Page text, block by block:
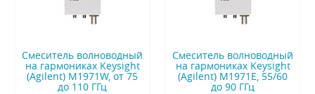
Смеситель волноводный
на гармониках Keysight
(Agilent) M1971W, от 75
до 110 ГГц
Смеситель волноводный
на гармониках Keysight
(Agilent) M1971E, 55/60
до 90 ГГц